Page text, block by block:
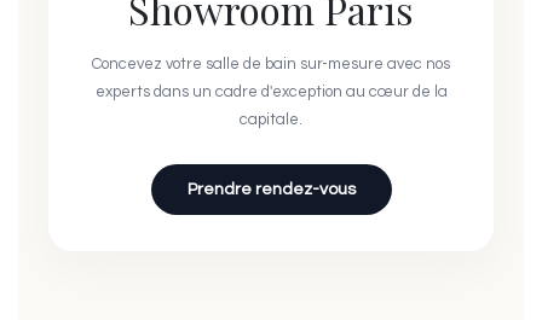
Concevez votre salle de bain sur-mesure avec nos
experts dans un cadre d'exception au cœur de la
capitale.
Prendre rendez-vous